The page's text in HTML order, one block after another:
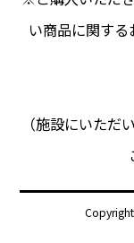
い商品に関す
（施設にいただ